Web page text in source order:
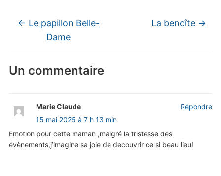
← Le papillon Belle-
Dame
La benoîte →
Un commentaire
Marie Claude
15 mai 2025 à 7 h 13 min
Emotion pour cette maman ,malgré la tristesse des
évènements,j’imagine sa joie de decouvrir ce si beau lieu!
Répondre